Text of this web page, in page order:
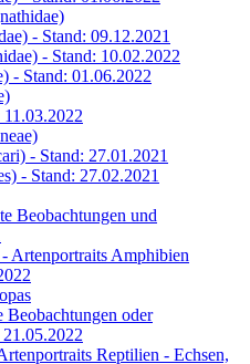
- Stand: 09.12.2021
- Stand: 10.02.2022
- Stand: 01.06.2022
- Stand: 27.01.2021
- Stand: 27.02.2021
Beobachtungen und
Artenportraits Amphibien
Beobachtungen oder
Reptilien - Echsen,